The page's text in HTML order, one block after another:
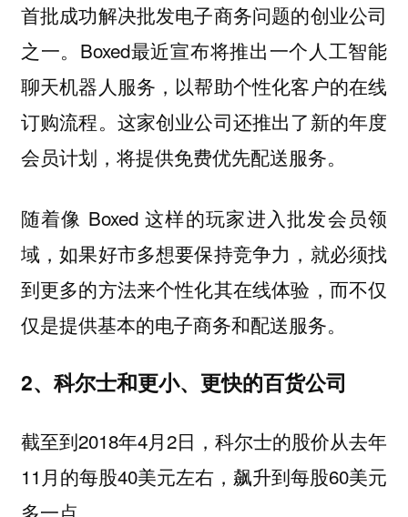
首批成功解决批发电子商务问题的创业公司
之一。Boxed最近宣布将推出一个人工智能
聊天机器人服务，以帮助个性化客户的在线
订购流程。这家创业公司还推出了新的年度
会员计划，将提供免费优先配送服务。
随着像 Boxed 这样的玩家进入批发会员领
域，如果好市多想要保持竞争力，就必须找
到更多的方法来个性化其在线体验，而不仅
仅是提供基本的电子商务和配送服务。
2、科尔士和更小、更快的百货公司
截至到2018年4月2日，科尔士的股价从去年
11月的每股40美元左右，飙升到每股60美元
多一点。